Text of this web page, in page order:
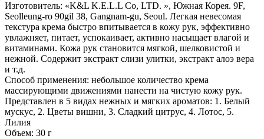
Изготовитель: «K&L K.E.L.L Со, LTD. », Южная Корея. 9F,
Seolleung-ro 90gil 38, Gangnam-gu, Seoul. Легкая невесомая
текстура крема быстро впитывается в кожу рук, эффективно
увлажняет, питает, успокаивает, активно насыщает влагой и
витаминами. Кожа рук становится мягкой, шелковистой и
нежной. Содержит экстракт слизи улитки, экстракт алоэ вера
и т.д.
Способ применения: небольшое количество крема
массирующими движениями нанести на чистую кожу рук.
Представлен в 5 видах нежных и мягких ароматов: 1. Белый
мускус, 2. Цветы вишни, 3. Сладкий цитрус, 4. Лотос, 5.
Лилия
Объем: 30 г